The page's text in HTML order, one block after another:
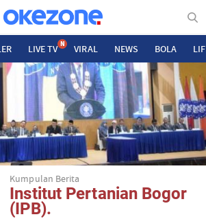
LIVE TV N VIRAL NEWS BOLA
Kumpulan Berita
Institut Pertanian Bogor
(IPB).